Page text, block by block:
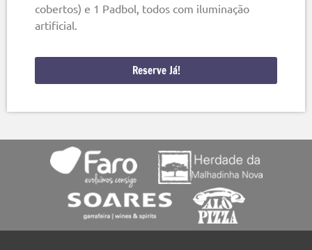
cobertos) e 1 Padbol, todos com iluminação
artificial.
Reserve Já!